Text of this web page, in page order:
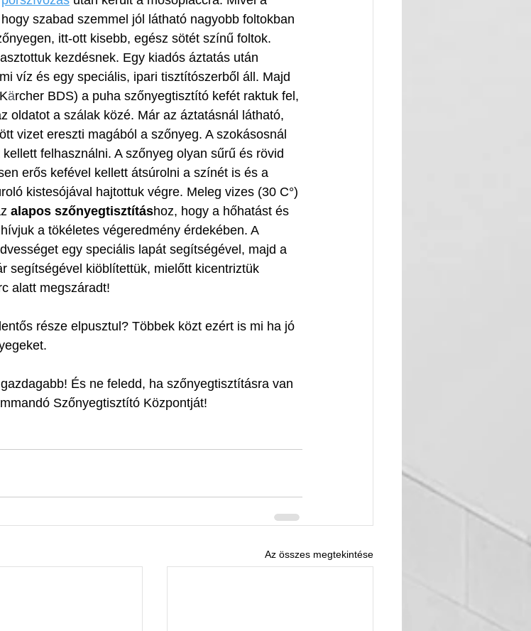
szabad szemmel jól látható nagyobb foltokban
itt-ott kisebb, egész sötét színű foltok.
kezdésnek. Egy kiadós áztatás után
víz és egy speciális, ipari tisztítószerből áll. Majd
ärcher BDS) a puha szőnyegtisztító kefét raktuk fel,
oldatot a szálak közé. Már az áztatásnál látható,
vizet ereszti magából a szőnyeg. A szokásosnál
felhasználni. A szőnyeg olyan sűrű és rövid
erős kefével kellett átsúrolni a színét is és a
kistesójával hajtottuk végre. Meleg vizes (30 C°)
alapos szőnyegtisztításhoz, hogy a hőhatást és
a tökéletes végeredmény érdekében. A
egy speciális lapát segítségével, majd a
segítségével kiöblítettük, mielőtt kicentriztük
alatt megszáradt!
része elpusztul? Többek közt ezért is mi ha jó
És ne feledd, ha szőnyegtisztításra van
Szőnyegtisztító Központját!
Az összes megtekintése